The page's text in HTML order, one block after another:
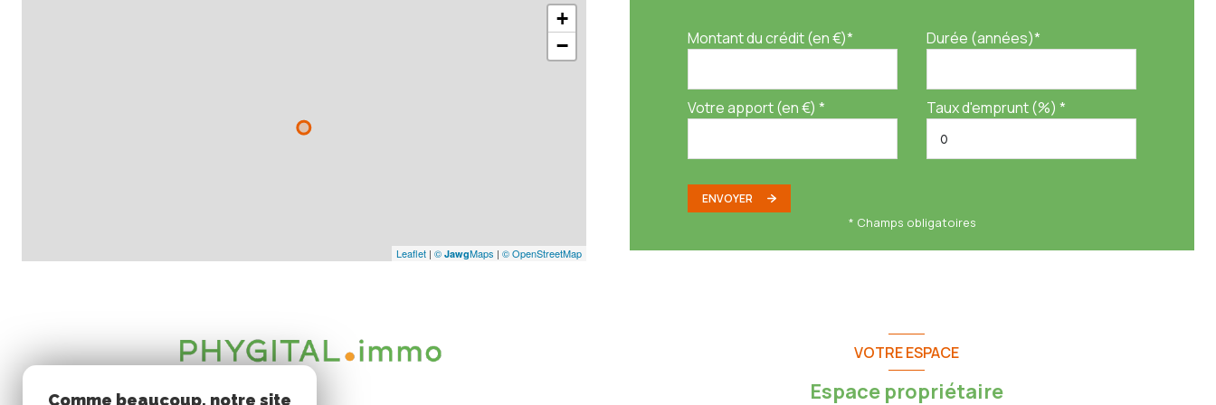
+
−
Leaflet | © JawgMaps | © OpenStreetMap
Montant du crédit (en €)* Durée (années)*
Votre apport (en €) * Taux d'emprunt (%) *
ENVOYER
* Champs obligatoires
VOTRE ESPACE
Espace propriétaire
Comme beaucoup, notre site